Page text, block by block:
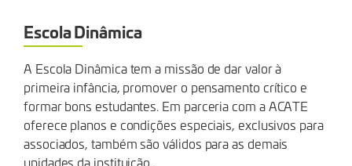
Escola Dinâmica
A Escola Dinâmica tem a missão de dar valor à
primeira infância, promover o pensamento crítico e
formar bons estudantes. Em parceria com a ACATE
oferece planos e condições especiais, exclusivos para
associados, também são válidos para as demais
unidades da instituição.